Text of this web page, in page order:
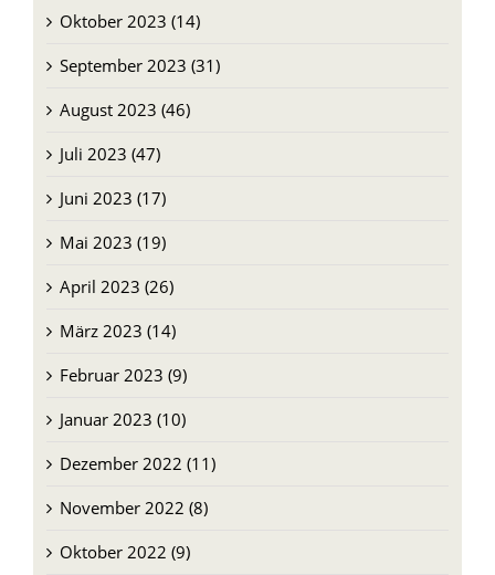
November 2023 (13)
Oktober 2023 (14)
September 2023 (31)
August 2023 (46)
Juli 2023 (47)
Juni 2023 (17)
Mai 2023 (19)
April 2023 (26)
März 2023 (14)
Februar 2023 (9)
Januar 2023 (10)
Dezember 2022 (11)
November 2022 (8)